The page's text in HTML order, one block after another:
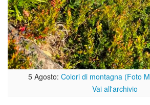
5 Agosto: Colori di montagna (Foto
Vai all'archivio